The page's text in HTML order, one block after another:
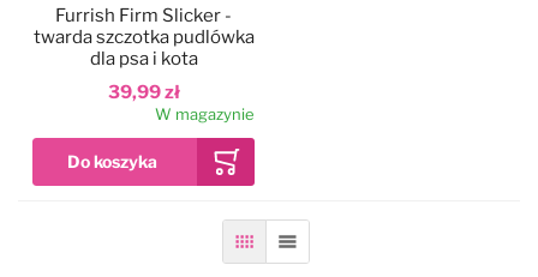
39,99 zł
Furrish Firm Slicker -
twarda szczotka pudlówka
dla psa i kota
W magazynie
SiatkaLista